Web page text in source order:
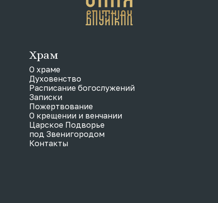
Храм
О храме
Духовенство
Расписание богослужений
Записки
Пожертвование
О крещении и венчании
Царское Подворье
под Звенигородом
Контакты